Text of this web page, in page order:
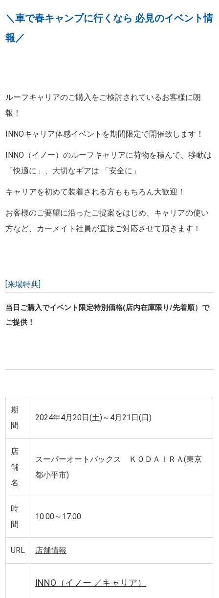
＼車で春キャンプに行くなら 必見のイベント情
報／
ルーフキャリアのご購入をご検討されているお客様に朗
報！
INNOキャリア体感イベントを期間限定で開催致します！
INNO（イノー）のルーフキャリアに荷物を積んで、移動は
「快適に」、大切なギアは 「安全に」
キャリアを初めて装着される方ももちろん大歓迎！
お客様のご要望に沿ったご提案をはじめ、キャリアの使い
方など、カーメイト社員が直接ご対応させて頂きます！
[来場特典]
当日ご購入でイベント限定特別価格(店内在庫限り/先着順）で
ご提供！
期
間
2024年4月20日(土)～4月21日(日)
店
舗
名
スーパーオートバックス ＫＯＤＡＩＲＡ(東京
都小平市)
時
間
10:00～17:00
URL 店舗情報
INNO（イノー ／キャリア）